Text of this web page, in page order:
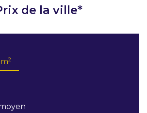
de la ville*
m2